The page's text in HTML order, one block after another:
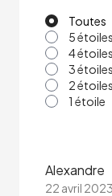
Toutes
5 étoiles
4 étoiles
3 étoiles
2 étoiles
1 étoile
Alexandre
22 avril 2023